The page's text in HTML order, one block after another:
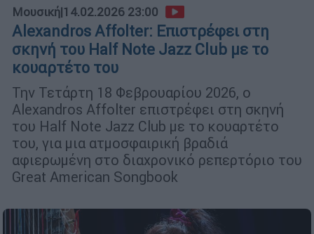
Μουσική|14.02.2026 23:00
Alexandros Affolter: Επιστρέφει στη
σκηνή του Half Note Jazz Club με το
κουαρτέτο του
Την Τετάρτη 18 Φεβρουαρίου 2026, ο
Alexandros Affolter επιστρέφει στη σκηνή
του Half Note Jazz Club με το κουαρτέτο
του, για μια ατμοσφαιρική βραδιά
αφιερωμένη στο διαχρονικό ρεπερτόριο του
Great American Songbook